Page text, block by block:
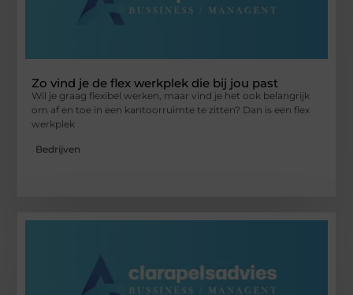
Zo vind je de flex werkplek die bij jou past
Wil je graag flexibel werken, maar vind je het ook belangrijk
om af en toe in een kantoorruimte te zitten? Dan is een flex
werkplek
Bedrijven